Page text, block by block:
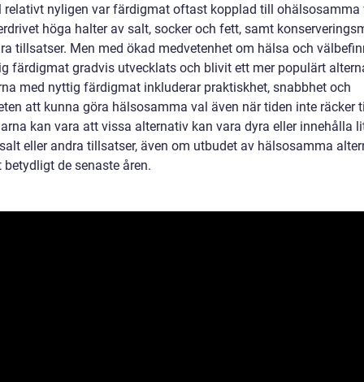
relativt nyligen var färdigmat oftast kopplad till ohälsosamma
höga halter av salt, socker och fett, samt
tillsatser. Men med ökad medvetenhet om hälsa och
färdigmat gradvis utvecklats och blivit ett mer populärt
med nyttig färdigmat inkluderar praktiskhet, snabbhet och
att kunna göra hälsosamma val även när tiden inte räcker
kan vara att vissa alternativ kan vara dyra eller innehålla
eller andra tillsatser, även om utbudet av hälsosamma
betydligt de senaste åren.